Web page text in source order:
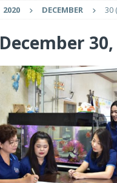
2020 DECEMBER 30
December 30,